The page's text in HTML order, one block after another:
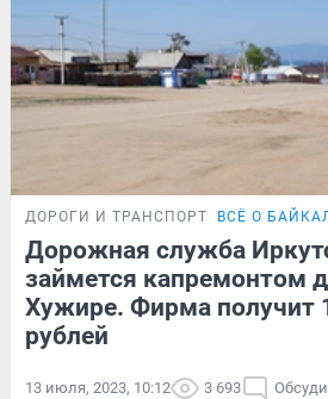
ДОРОГИ И ТРАНСПОРТ ВСЁ О
Дорожная служба
займется капремонтом
Хужире. Фирма получит
рублей
13 июля, 2023, 10:12 3 693